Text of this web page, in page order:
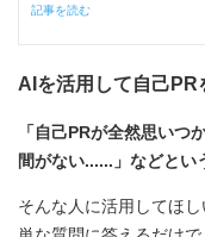
記事を読む
AIを活用して自己PR
「自己PRが全然思いつ
間がない......」などとい
そんな人に活用してほし